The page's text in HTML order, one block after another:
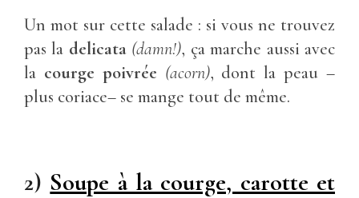
Un mot sur cette salade : si vous ne trouvez
pas la delicata (damn!), ça marche aussi avec
la courge poivrée (acorn), dont la peau –
plus coriace– se mange tout de même.
2) Soupe à la courge, carotte et